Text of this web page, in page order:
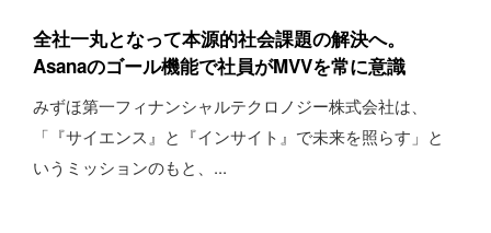
全社一丸となって本源的社会課題の解決へ。
Asanaのゴール機能で社員がMVVを常に意識
みずほ第一フィナンシャルテクロノジー株式会社は、
「『サイエンス』と『インサイト』で未来を照らす」と
いうミッションのもと、...